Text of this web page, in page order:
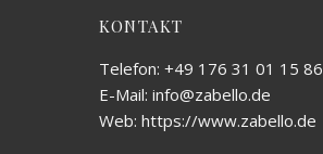
KONTAKT
Telefon: +49 176 31 01 15 86
E-Mail: info@zabello.de
Web: https://www.zabello.de